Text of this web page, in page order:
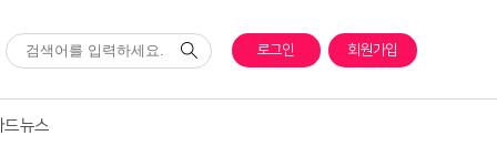
로그인 회원가입
드뉴스